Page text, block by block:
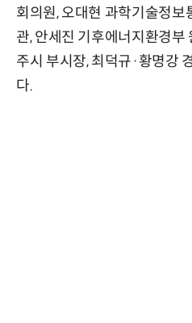
회의원, 오대현 과학기술정
관, 안세진 기후에너지환경부
주시 부시장, 최덕규·황명강
다.